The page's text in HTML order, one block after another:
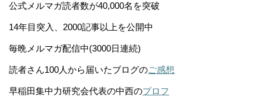
公式メルマガ読者数が40,000名を突破
14年目突入、2000記事以上を公開中
毎晩メルマガ配信中(3000日連続)
読者さん100人から届いたブログのご感想
早稲田集中力研究会代表の中西のプロフ